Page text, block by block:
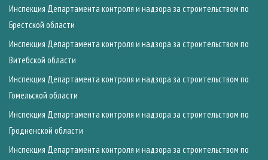
Инспекция Департамента контроля и надзора за строительством по
Брестской области
Инспекция Департамента контроля и надзора за строительством по
Витебской области
Инспекция Департамента контроля и надзора за строительством по
Гомельской области
Инспекция Департамента контроля и надзора за строительством по
Гродненской области
Инспекция Департамента контроля и надзора за строительством по